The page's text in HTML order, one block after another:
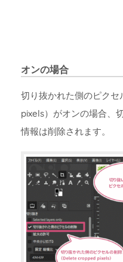
オンの場合
切り抜かれた側のピク
pixels）がオンの場合、
情報は削除されます。